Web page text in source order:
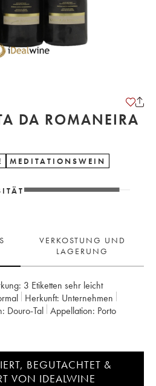
DA ROMANEIRA
MEDITATIONSWEIN
VERKOSTUNG UND
LAGERUNG
3 Etiketten sehr leicht
Herkunft:
unternehmen
Douro-Tal Appellation: Porto
BEGUTACHTET &
VON IDEALWINE